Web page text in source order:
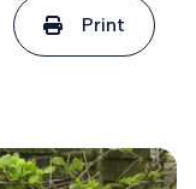
Print